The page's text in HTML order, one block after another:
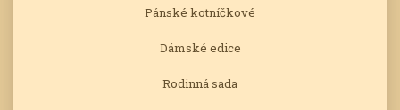
Pánské kotníčkové
Dámské edice
Rodinná sada